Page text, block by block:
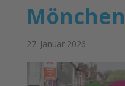
27. Januar 2026